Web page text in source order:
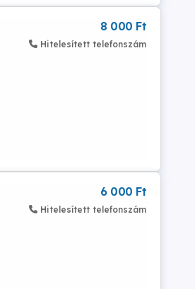
8 000 Ft
Hitelesített telefonszám
6 000 Ft
Hitelesített telefonszám